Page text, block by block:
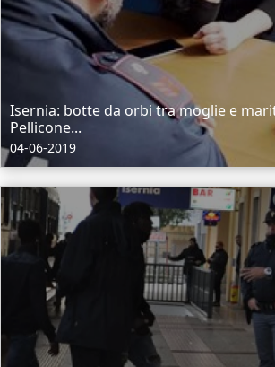
Isernia: botte da orbi tra moglie e
Pellicone...
04-06-2019